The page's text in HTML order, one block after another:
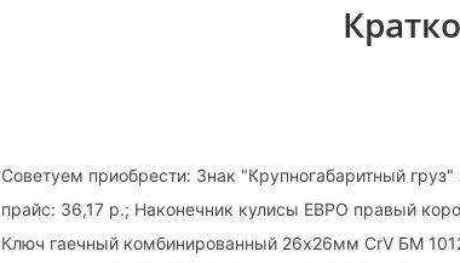
Советуем приобрести: Знак "Крупногабаритный
прайс: 36,17 р.; Наконечник кулисы ЕВРО правый
Ключ гаечный комбинированный 26х26мм CrV БМ